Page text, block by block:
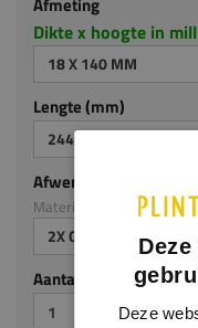
Afmeting
Dikte x hoogte in
18 X 140 MM
Lengte (mm)
2440 MM
Afwerking
Materiaal: MDF v313
2X GEGROND
Aantal stuks
Deze